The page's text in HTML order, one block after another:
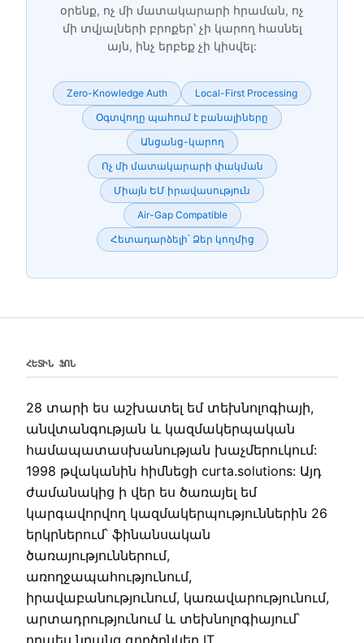
օրենք, ոչ մի մատակարարի հրաման, ոչ
մի տվյալների բրոքեր՝ չի կարող հասնել
այն, ինչ երբեք չի կիսվել:
Zero-Knowledge Auth
Local-First Processing
Օգտվողը պահում է բանալիները
Անցանց-կարող
Ոչ մի մատակարարի փակման
Միայն ԵՄ իրավասություն
Air-Gap Compatible
Հետադարձելի՝ Ձեր կողմից
ՀԵՏԻՆ ՖՈՆ
28 տարի ես աշխատել եմ տեխնոլոգիայի,
անվտանգության և կազմակերպական
համապատասխանության խաչմերուկում:
1998 թվականին հիմնեցի curta.solutions: Այդ
ժամանակից ի վեր ես ծառայել եմ
կարգավորվող կազմակերպություններին 26
երկրներում՝ ֆինանսական
ծառայություններում,
առողջապահությունում,
իրավաբանությունում, կառավարությունում,
արտադրությունում և տեխնոլոգիայում՝
որպես նրանց գործընկեր IT